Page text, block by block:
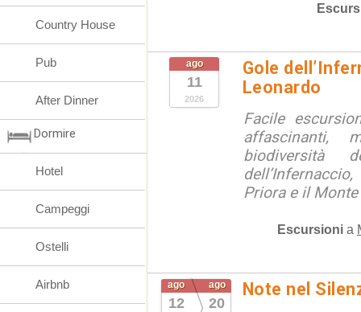
ago
11
2026
Gole
Leonardo
Facile
affascinanti,
biodiversità
Priora e il
Escursioni a
ago
12
ago
20
Note nel
Country House
Pub
After Dinner
Dormire
Hotel
Campeggi
Ostelli
Airbnb